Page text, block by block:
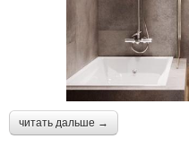
читать дальше →